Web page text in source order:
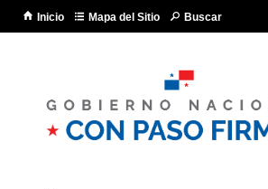
Inicio Mapa del Sitio Buscar